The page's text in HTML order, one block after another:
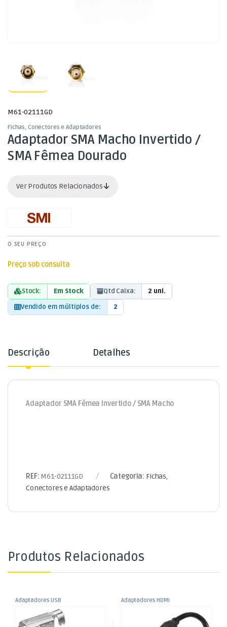
M61-02111GD
Fichas, Conectores e Adaptadores
Adaptador SMA Macho Invertido /
SMA Fêmea Dourado
Ver Produtos Relacionados
O SEU PREÇO
Preço sob consulta
Stock: Em Stock Qtd Caixa:
2 uni.
Vendido em múltiplos de:
2
Descrição Detalhes
Adaptador SMA Fêmea Invertido / SMA Macho
REF: M61-02111GD Categoria: Fichas,
Conectores e Adaptadores
Produtos Relacionados
Adaptadores USB
Fichas, Conectores e
Adaptadores
Ficha USB “B” Macho
Adaptadores HDMI
Adaptador HDMI Macho /
2xDVI-D (24+1) Fêmea 20cm